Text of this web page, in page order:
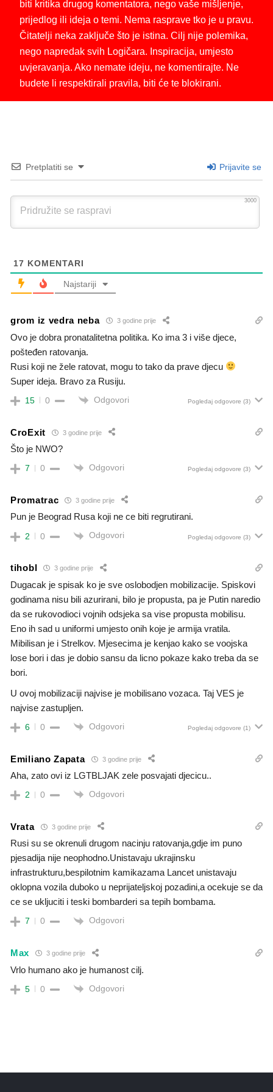
biti kritika drugog komentatora, nego vaše mišljenje,
prijedlog ili ideja o temi. Nema rasprave tko je u pravu.
Čitatelji neka zaključe što je istina. Cilj nije polemika,
nego napredak svih Logičara. Inspiracija, umjesto
uvjeravanja. Ako nemate ideju, ne komentirajte. Ne
budete li respektirali pravila, biti će te blokirani.
Pretplatiti se Prijavite se
3000
17 KOMENTARI
Najstariji
grom iz vedra neba 3 godine prije
Ovo je dobra pronatalitetna politika. Ko ima 3 i više djece,
pošteđen ratovanja.
Rusi koji ne žele ratovat, mogu to tako da prave djecu
Super ideja. Bravo za Rusiju.
15 0 Odgovori Pogledaj odgovore (3)
CroExit 3 godine prije
Što je NWO?
7 0 Odgovori Pogledaj odgovore (3)
Promatrac 3 godine prije
Pun je Beograd Rusa koji ne ce biti regrutirani.
2 0 Odgovori Pogledaj odgovore (3)
tihobl 3 godine prije
Dugacak je spisak ko je sve oslobodjen mobilizacije. Spiskovi
godinama nisu bili azurirani, bilo je propusta, pa je Putin naredio
da se rukovodioci vojnih odsjeka sa vise propusta mobilisu.
Eno ih sad u uniformi umjesto onih koje je armija vratila.
Mibilisan je i Strelkov. Mjesecima je kenjao kako se voojska
lose bori i das je dobio sansu da licno pokaze kako treba da se
bori.
U ovoj mobilizaciji najvise je mobilisano vozaca. Taj VES je
najvise zastupljen.
6 0 Odgovori Pogledaj odgovore (1)
Emiliano Zapata 3 godine prije
Aha, zato ovi iz LGTBLJAK zele posvajati djecicu..
2 0 Odgovori
Vrata 3 godine prije
Rusi su se okrenuli drugom nacinju ratovanja,gdje im puno
pjesadija nije neophodno.Unistavaju ukrajinsku
infrastrukturu,bespilotnim kamikazama Lancet unistavaju
oklopna vozila duboko u neprijateljskoj pozadini,a ocekuje se da
ce se ukljuciti i teski bombarderi sa tepih bombama.
7 0 Odgovori
Max 3 godine prije
Vrlo humano ako je humanost cilj.
5 0 Odgovori